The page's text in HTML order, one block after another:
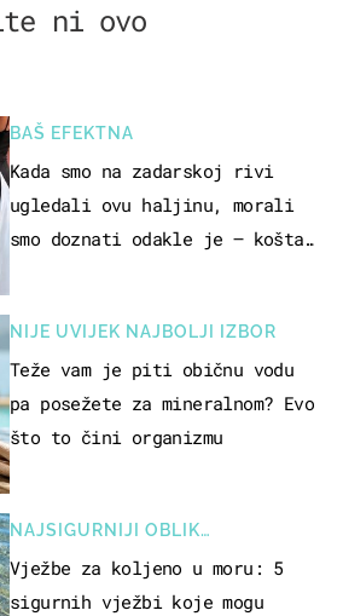
ni ovo
BAŠ EFEKTNA
Kada smo na zadarskoj rivi
ugledali ovu haljinu, morali
smo doznati odakle je – košta
NIJE UVIJEK NAJBOLJI IZBOR
Teže vam je piti običnu vodu
pa posežete za mineralnom? Evo
što to čini organizmu
NAJSIGURNIJI OBLIK
REKREACIJE
Vježbe za koljeno u moru: 5
sigurnih vježbi koje mogu